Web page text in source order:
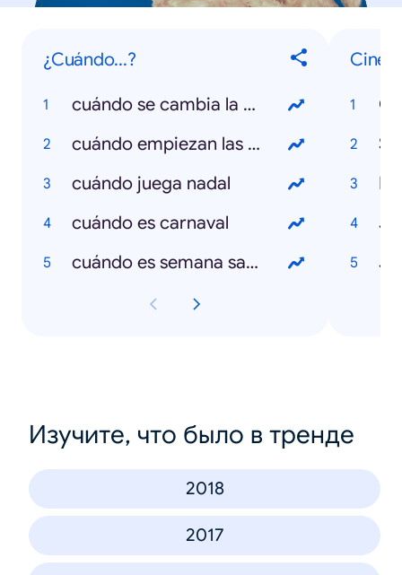
¿Cuándo...?
cuándo se cambia la hora
cuándo empiezan las rebajas
cuándo juega nadal
cuándo es carnaval
cuándo es semana santa
Cine,
Изучите, что было в тренде
2018
2017